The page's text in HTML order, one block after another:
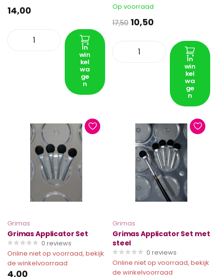
14,00
In
win
kel
wa
ge
n
Op voorraad
17,50 10,50
In
win
kel
wa
ge
n
Grimas
Grimas Applicator Set
0 reviews
Online niet op voorraad, bekijk
de winkelvoorraad
4,00
Grimas
Grimas Applicator Set met
steel
0 reviews
Online niet op voorraad, bekijk
de winkelvoorraad